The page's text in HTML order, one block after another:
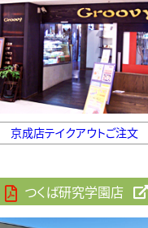
京成店テイクアウトご注文
つくば研究学園店